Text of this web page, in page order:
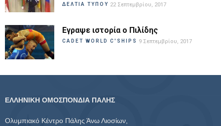
ΔΕΛΤΙΑ ΤΥΠΟΥ 22 Σεπτεμβρίου, 2017
Εγραψε ιστορία ο Πιλίδης
CADET WORLD C'SHIPS 9 Σεπτεμβρίου, 2017
ΕΛΛΗΝΙΚΗ ΟΜΟΣΠΟΝΔΙΑ ΠΑΛΗΣ
Ολυμπιακό Κέντρο Πάλης Άνω Λιοσίων,